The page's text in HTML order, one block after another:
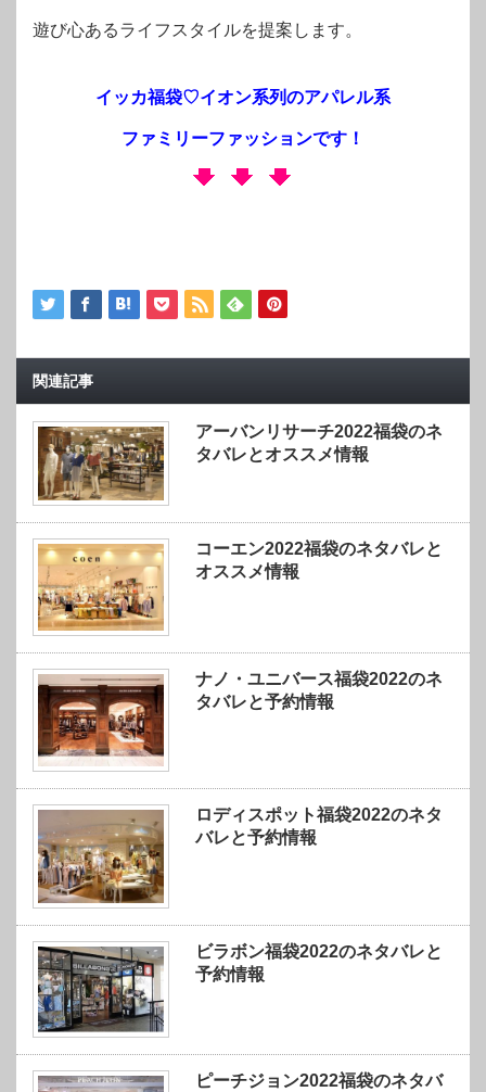
遊び心あるライフスタイルを提案します。
イッカ福袋♡イオン系列のアパレル系
ファミリーファッションです！
関連記事
アーバンリサーチ2022福袋のネ
タバレとオススメ情報
コーエン2022福袋のネタバレと
オススメ情報
ナノ・ユニバース福袋2022のネ
タバレと予約情報
ロディスポット福袋2022のネタ
バレと予約情報
ビラボン福袋2022のネタバレと
予約情報
ピーチジョン2022福袋のネタバ